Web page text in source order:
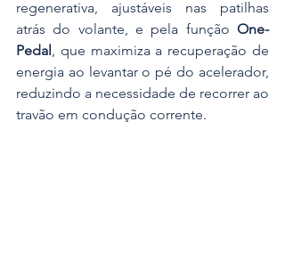
regenerativa, ajustáveis nas patilhas
atrás do volante, e pela função One-
Pedal, que maximiza a recuperação de
energia ao levantar o pé do acelerador,
reduzindo a necessidade de recorrer ao
travão em condução corrente.